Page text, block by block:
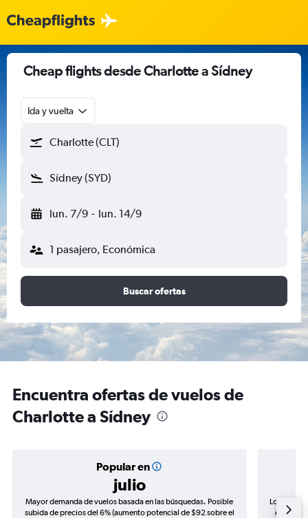
Cheap flights desde Charlotte a Sídney
Ida y vuelta
Charlotte (CLT)
Sídney (SYD)
lun. 7/9 - lun. 14/9
1 pasajero, Económica
Buscar ofertas
Encuentra ofertas de vuelos de
Charlotte a Sídney
Popular en
julio
Mayor demanda de vuelos basada en las búsquedas. Posible
subida de precios del 6% (aumento potencial de $92 sobre el
Los
de